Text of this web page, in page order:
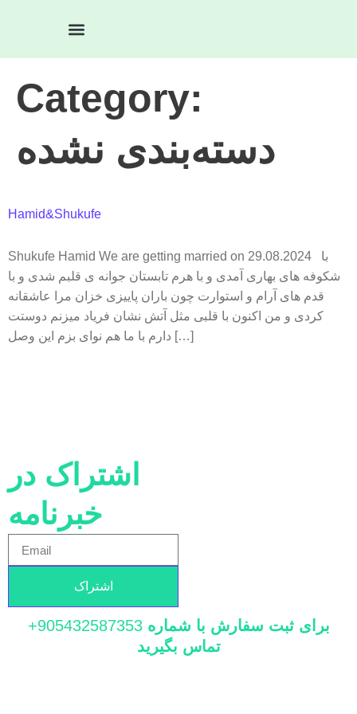
Category:
دسته‌بندی نشده
Hamid&Shukufe
Shukufe Hamid We are getting married on 29.08.2024 با
شکوفه های بهاری آمدی و با هرم تابستان جوانه ی قلبم شدی و با
قدم های آرام و استوارت چون باران پاییزی خزان مرا عاشقانه
کردی و من اکنون با قلبی مثل آتش نشان فریاد میزنم دوستت
دارم با ما هم نوای بزم این وصل […]
اشتراک در
خبرنامه
اشتراک
برای ثبت سفارش با شماره905432587353+
تماس بگیرید